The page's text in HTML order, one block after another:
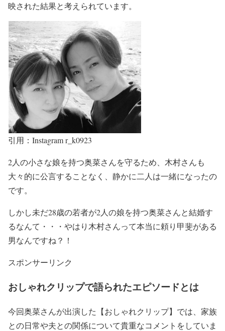
映された結果と考えられています。
引用：Instagram r_k0923
2人の小さな娘を持つ奥菜さんを守るため、 木村さんも
大々的に公言することなく 、静かに二人は一緒になったの
です。
しかし未だ28歳の若者が2人の娘を持つ奥菜さんと結婚す
るなんて ・・・やはり木村さんって本当に頼り甲斐がある
男なんですね？！
スポンサーリンク
おしゃれクリップで語られたエピソードとは
今回奥菜さんが出演した 【おしゃれクリップ】 では、家族
との日常や夫との関係について貴重なコメントをしていま